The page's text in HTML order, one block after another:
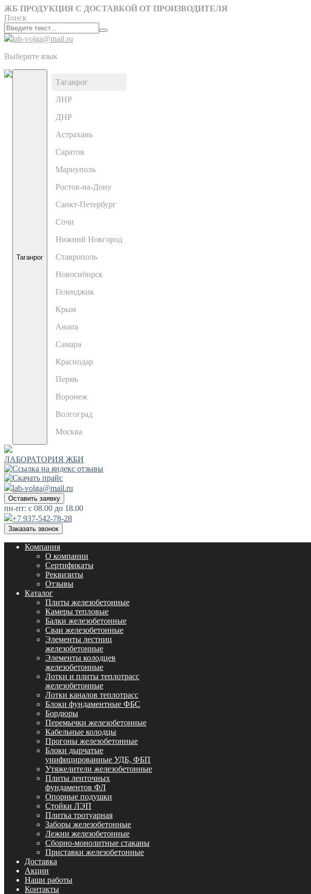
ЖБ ПРОДУКЦИЯ С ДОСТАВКОЙ ОТ ПРОИЗВОДИТЕЛЯ
Поиск
lab-volga@mail.ru
Выберите язык
Таганрог
Таганрог
ЛНР
ДНР
Астрахань
Саратов
Мариуполь
Ростов-на-Дону
Санкт-Петербург
Сочи
Нижний Новгород
Ставрополь
Новосибирск
Геленджик
Крым
Анапа
Самара
Краснодар
Пермь
Воронеж
Волгоград
Москва
ЛАБОРАТОРИЯ ЖБИ
lab-volga@mail.ru
Оставить заявку
пн-пт: с 08.00 до 18.00
+7 937-542-78-28
Заказать звонок
Компания
О компании
Сертификаты
Реквизиты
Отзывы
Каталог
Плиты железобетонные
Камеры тепловые
Балки железобетонные
Сваи железобетонные
Элементы лестниц
железобетонные
Элементы колодцев
железобетонные
Лотки и плиты теплотрасс
железобетонные
Лотки каналов теплотрасс
Блоки фундаментные ФБС
Бордюры
Перемычки железобетонные
Кабельные колодцы
Прогоны железобетонные
Блоки дырчатые
унифицированные УДБ, ФБП
Утяжелители железобетонные
Плиты ленточных
фундаментов ФЛ
Опорные подушки
Стойки ЛЭП
Плитка тротуарная
Заборы железобетонные
Лежни железобетонные
Сборно-монолитные стаканы
Приставки железобетонные
Доставка
Акции
Наши работы
Контакты